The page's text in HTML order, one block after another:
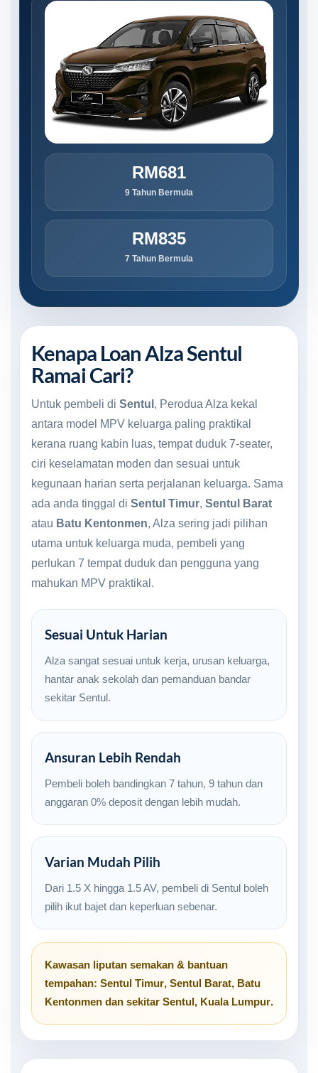
RM681
9 Tahun Bermula
RM835
7 Tahun Bermula
Kenapa Loan Alza Sentul
Ramai Cari?
Untuk pembeli di Sentul , Perodua Alza kekal
antara model MPV keluarga paling praktikal
kerana ruang kabin luas, tempat duduk 7-seater,
ciri keselamatan moden dan sesuai untuk
kegunaan harian serta perjalanan keluarga. Sama
ada anda tinggal di Sentul Timur, Sentul Barat
atau Batu Kentonmen, Alza sering jadi pilihan
utama untuk keluarga muda, pembeli yang
perlukan 7 tempat duduk dan pengguna yang
mahukan MPV praktikal.
Sesuai Untuk Harian
Alza sangat sesuai untuk kerja, urusan keluarga,
hantar anak sekolah dan pemanduan bandar
sekitar Sentul.
Ansuran Lebih Rendah
Pembeli boleh bandingkan 7 tahun, 9 tahun dan
anggaran 0% deposit dengan lebih mudah.
Varian Mudah Pilih
Dari 1.5 X hingga 1.5 AV, pembeli di Sentul boleh
pilih ikut bajet dan keperluan sebenar.
Kawasan liputan semakan & bantuan
tempahan: Sentul Timur, Sentul Barat, Batu
Kentonmen dan sekitar Sentul, Kuala Lumpur.